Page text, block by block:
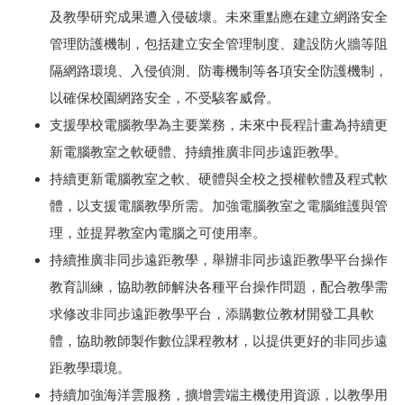
及教學研究成果遭入侵破壞。未來重點應在建立網路安全
管理防護機制，包括建立安全管理制度、建設防火牆等阻
隔網路環境、入侵偵測、防毒機制等各項安全防護機制，
以確保校園網路安全，不受駭客威脅。
支援學校電腦教學為主要業務，未來中長程計畫為持續更
新電腦教室之軟硬體、持續推廣非同步遠距教學。
持續更新電腦教室之軟、硬體與全校之授權軟體及程式軟
體，以支援電腦教學所需。加強電腦教室之電腦維護與管
理，並提昇教室內電腦之可使用率。
持續推廣非同步遠距教學，舉辦非同步遠距教學平台操作
教育訓練，協助教師解決各種平台操作問題，配合教學需
求修改非同步遠距教學平台，添購數位教材開發工具軟
體，協助教師製作數位課程教材，以提供更好的非同步遠
距教學環境。
持續加強海洋雲服務，擴增雲端主機使用資源，以教學用